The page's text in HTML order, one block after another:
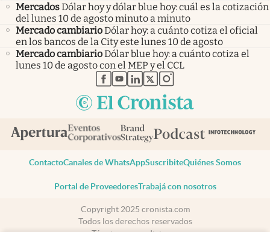
MercadosDólar hoy y dólar blue hoy: cuál es la cotización
del lunes 10 de agosto minuto a minuto
Mercado cambiarioDólar hoy: a cuánto cotiza el oficial
en los bancos de la City este lunes 10 de agosto
Mercado cambiarioDólar blue hoy: a cuánto cotiza el
lunes 10 de agosto con el MEP y el CCL
abre en nueva pestaña
abre en nueva pestaña
abre en nueva pestaña
abre en nueva pestaña
abre en nueva pestaña
ContactoCanales de WhatsAppSuscribiteQuiénes Somos
Portal de ProveedoresTrabajá con nosotros
Copyright 2025 cronista.com
Todos los derechos reservados